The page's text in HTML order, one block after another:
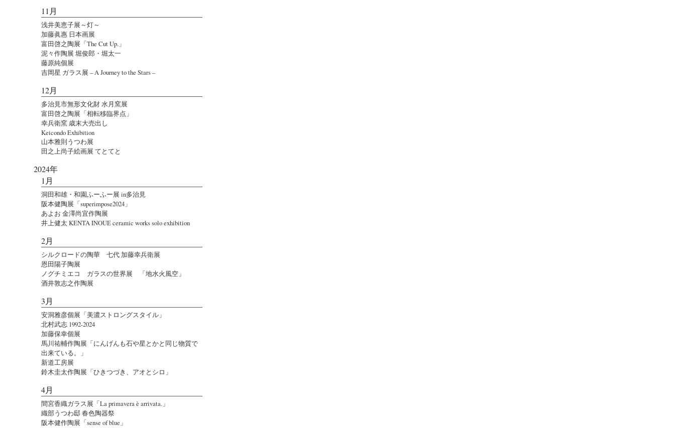
11月
浅井美恵子展～灯～
加藤眞惠 日本画展
富田啓之陶展「The Cut Up.」
泥々作陶展 堀俊郎・堀太一
藤原純個展
吉岡星 ガラス展 – A Journey to the Stars –
12月
多治見市無形文化財 水月窯展
富田啓之陶展「相転移臨界点」
幸兵衛窯 歳末大売出し
Keicondo Exhibition
山本雅則うつわ展
田之上尚子絵画展 てとてと
2024年
1月
洞田和雄・和園ふーふー展 in多治見
阪本健陶展「superimpose2024」
あよお 金澤尚宜作陶展
井上健太 KENTA INOUE ceramic works solo exhibition
2月
シルクロードの陶華 七代 加藤幸兵衛展
恩田陽子陶展
ノグチミエコ ガラスの世界展 「地水火風空」
酒井敦志之作陶展
3月
安洞雅彦個展「美濃ストロングスタイル」
北村武志 1992-2024
加藤保幸個展
馬川祐輔作陶展「にんげんも石や星とかと同じ物質で
出来ている。」
新道工房展
鈴木圭太作陶展「ひきつづき、アオとシロ」
4月
間宮香織ガラス展「La primavera è arrivata.」
織部うつわ邸 春色陶器祭
阪本健作陶展「sense of blue」